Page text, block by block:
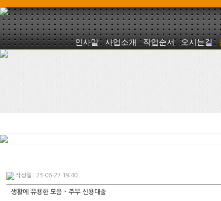
인사말 사업소개 작업순서 오시는길
작성일 : 23-06-27 19:40
생활에 유용한 모음 - 주부 신용대출